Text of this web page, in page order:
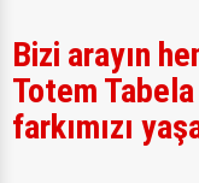
Bizi arayın
Totem
farkımızı